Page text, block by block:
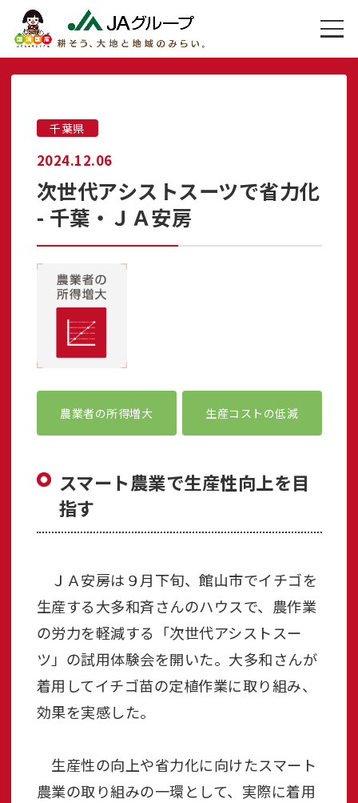
千葉県
2024.12.06
次世代アシストスーツで省力化
- 千葉・ＪＡ安房
農業者の所得増大 生産コストの低減
スマート農業で生産性向上を目
指す
ＪＡ安房は９月下旬、館山市でイチゴを
生産する大多和斉さんのハウスで、農作業
の労力を軽減する「次世代アシストスー
ツ」の試用体験会を開いた。大多和さんが
着用してイチゴ苗の定植作業に取り組み、
効果を実感した。
生産性の向上や省力化に向けたスマート
農業の取り組みの一環として、実際に着用